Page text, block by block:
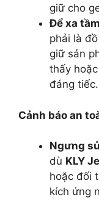
giữ cho
Để xa
phải là
giữ sản
thấy
đáng tiếc.
Cảnh báo an
Ngưng
dù KLY
hoặc đối
kích ứng